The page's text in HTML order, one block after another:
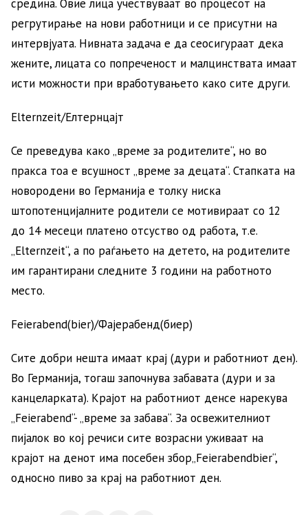
средина. Овие лица учествуваат во процесот на
регрутирање на нови работници и се присутни на
интервјуата. Нивната задача е да сеосигураат дека
жените, лицата со попреченост и малцинствата имаат
исти можности при вработувањето како сите други.
Elternzeit/Елтернцајт
Се преведува како „време за родителите“, но во
пракса тоа е всушност „време за децата“. Стапката на
новородени во Германија е толку ниска
штопотенцијалните родители се мотивираат со 12
до 14 месеци платено отсуство од работа, т.е.
„Elternzeit“, а по раѓањето на детето, на родителите
им гарантирани следните 3 години на работното
место.
Feierabend(bier)/Фајерабенд(биер)
Сите добри нешта имаат крај (дури и работниот ден).
Во Германија, тогаш започнува забавата (дури и за
канцеларката). Крајот на работниот денсе нарекува
„Feierabend“- „време за забава“. За освежителниот
пијалок во кој речиси сите возрасни уживаат на
крајот на денот има посебен збор„Feierabendbier“,
односно пиво за крај на работниот ден.